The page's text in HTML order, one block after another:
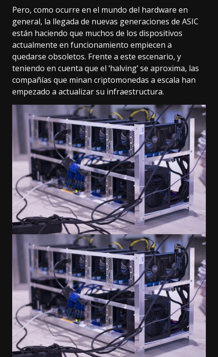
Pero, como ocurre en el mundo del hardware en
general, la llegada de nuevas generaciones de ASIC
están haciendo que muchos de los dispositivos
actualmente en funcionamiento empiecen a
quedarse obsoletos. Frente a este escenario, y
teniendo en cuenta que el ‘halving’ se aproxima, las
compañías que minan criptomonedas a escala han
empezado a actualizar su infraestructura.